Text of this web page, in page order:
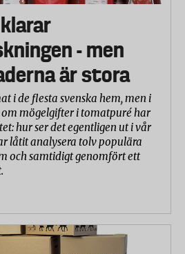
- men
är stora
i de flesta svenska hem, men i
mögelgifter i tomatpuré har
hur ser det egentligen ut i vår
låtit analysera tolv populära
och samtidigt genomfört ett